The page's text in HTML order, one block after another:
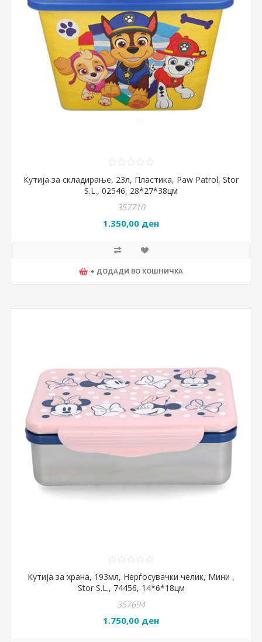
Кутија за складирање, 23л, Пластика, Paw Patrol, Stor
S.L., 02546, 28*27*38цм
357710
1.350,00 ден
+ ДОДАДИ ВО КОШНИЧКА
Кутија за храна, 193мл, Нерѓосувачки челик, Мини ,
Stor S.L., 74456, 14*6*18цм
357694
1.750,00 ден